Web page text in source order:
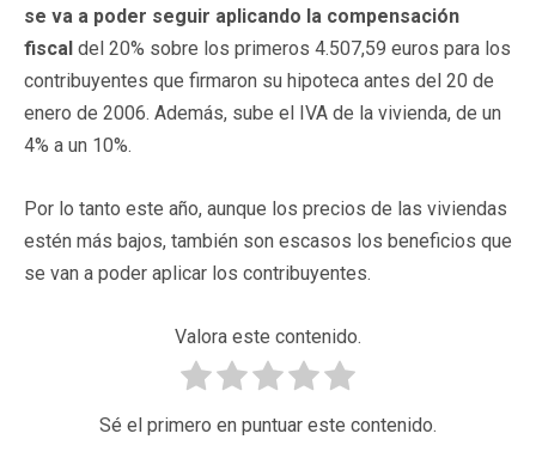
se va a poder seguir aplicando la compensación
fiscal del 20% sobre los primeros 4.507,59 euros para los
contribuyentes que firmaron su hipoteca antes del 20 de
enero de 2006. Además, sube el IVA de la vivienda, de un
4% a un 10%.
Por lo tanto este año, aunque los precios de las viviendas
estén más bajos, también son escasos los beneficios que
se van a poder aplicar los contribuyentes.
Valora este contenido.
Sé el primero en puntuar este contenido.